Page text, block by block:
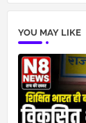
YOU MAY LIKE